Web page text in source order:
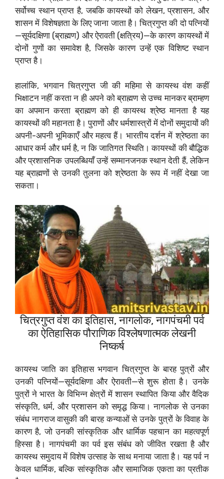
सर्वोच्च स्थान प्राप्त है, जबकि कायस्थों को लेखन, प्रशासन, और
शासन में विशेषज्ञता के लिए जाना जाता है। चित्रगुप्त की दो पत्नियों
—सूर्यदक्षिणा (ब्राह्मण) और ऐरावती (क्षत्रिय)—के कारण कायस्थों में
दोनों गुणों का समावेश है, जिसके कारण उन्हें एक विशिष्ट स्थान
प्राप्त है।
हालांकि, भगवान चित्रगुप्त जी की महिमा से कायस्थ वंश कहीं
भिक्षाटन नहीं करता न ही अपने को ब्राह्मण से उच्च मानकर ब्राम्हण
का अपमान करता ब्राह्मण को ही कायस्थ श्रेष्ठ मानता है यह
कायस्थों की महानता है। पुराणों और धर्मशास्त्रों में दोनों समुदायों की
अपनी-अपनी भूमिकाएँ और महत्व हैं। भारतीय दर्शन में श्रेष्ठता का
आधार कर्म और धर्म है, न कि जातिगत स्थिति। कायस्थों की बौद्धिक
और प्रशासनिक उपलब्धियाँ उन्हें सम्मानजनक स्थान देती हैं, लेकिन
यह ब्राह्मणों से उनकी तुलना को श्रेष्ठता के रूप में नहीं देखा जा
सकता।
चित्रगुप्त वंश का इतिहास, नागलोक, नागपंचमी पर्व
का ऐतिहासिक पौराणिक विश्लेषणात्मक लेखनी
निष्कर्ष
कायस्थ जाति का इतिहास भगवान चित्रगुप्त के बारह पुत्रों और
उनकी पत्नियों—सूर्यदक्षिणा और ऐरावती—से शुरू होता है। उनके
पुत्रों ने भारत के विभिन्न क्षेत्रों में शासन स्थापित किया और वैदिक
संस्कृति, धर्म, और प्रशासन को समृद्ध किया। नागलोक से उनका
संबंध नागराज वासुकी की बारह कन्याओं से उनके पुत्रों के विवाह के
कारण है, जो उनकी सांस्कृतिक और धार्मिक पहचान का महत्वपूर्ण
हिस्सा है। नागपंचमी का पर्व इस संबंध को जीवित रखता है और
कायस्थ समुदाय में विशेष उत्साह के साथ मनाया जाता है। यह पर्व न
केवल धार्मिक, बल्कि सांस्कृतिक और सामाजिक एकता का प्रतीक